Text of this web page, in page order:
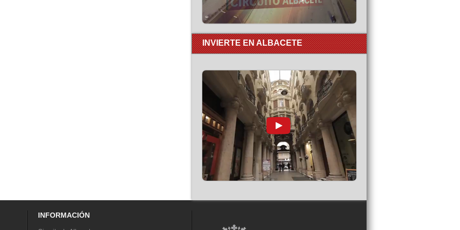
INVIERTE EN ALBACETE
INFORMACIÓN